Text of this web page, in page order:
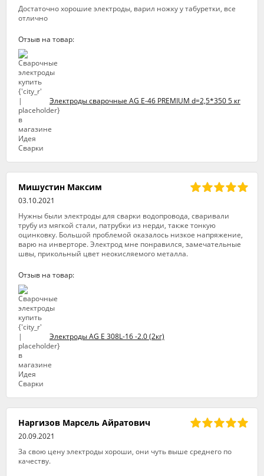
Достаточно хорошие электроды, варил ножку у табуретки, все
отлично
Отзыв на товар:
Электроды сварочные AG E-46 PREMIUM d=2,5*350 5 кг
Мишустин Максим
03.10.2021
Нужны были электроды для сварки водопровода, сваривали
трубу из мягкой стали, патрубки из нерди, также тонкую
оцинковку. Большой проблемой оказалось низкое напряжение,
варю на инверторе. Электрод мне понравился, замечательные
швы, прикольный цвет неокисляемого металла.
Отзыв на товар:
Электроды AG E 308L-16 -2.0 (2кг)
Наргизов Марсель Айратович
20.09.2021
За свою цену электроды хороши, они чуть выше среднего по
качеству.